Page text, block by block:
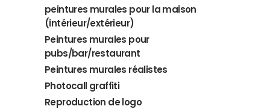
peintures murales pour la maison
(intérieur/extérieur)
Peintures murales pour
pubs/bar/restaurant
Peintures murales réalistes
Photocall graffiti
Reproduction de logo